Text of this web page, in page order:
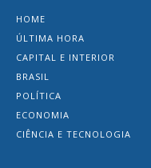
HOME
ÚLTIMA HORA
CAPITAL E INTERIOR
BRASIL
POLÍTICA
ECONOMIA
CIÊNCIA E TECNOLOGIA